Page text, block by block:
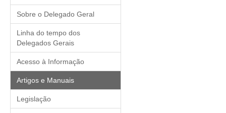
Sobre o Delegado Geral
Linha do tempo dos
Delegados Gerais
Acesso à Informação
Artigos e Manuais
Legislação